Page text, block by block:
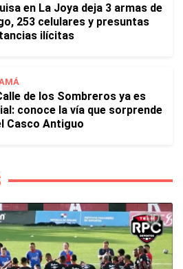
en La Joya deja 3 armas de
253 celulares y presuntas
ilícitas
de los Sombreros ya es
conoce la vía que sorprende
Casco Antiguo